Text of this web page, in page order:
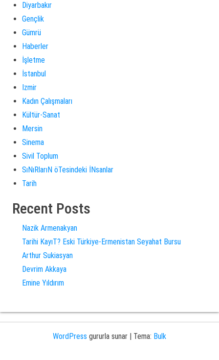
Diyarbakır
Gençlik
Gümrü
Haberler
İşletme
İstanbul
Izmir
Kadın Çalışmaları
Kültür-Sanat
Mersin
Sinema
Sivil Toplum
SıNıRlarıN öTesindeki İNsanlar
Tarih
Recent Posts
Nazik Armenakyan
Tarihi KayıT? Eski Türkiye-Ermenistan Seyahat Bursu
Arthur Sukiasyan
Devrim Akkaya
Emine Yıldırım
WordPress gururla sunar | Tema: Bulk